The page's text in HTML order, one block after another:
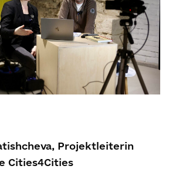
Projektleiterin
Cities4Cities